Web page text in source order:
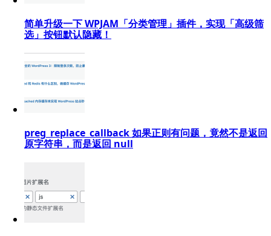
简单升级一下 WPJAM「分类管理」插件，实现「高级筛
选」按钮默认隐藏！
preg_replace_callback 如果正则有问题，竟然不是返回
原字符串，而是返回 null